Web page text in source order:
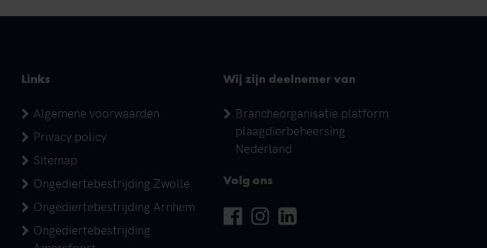
Links
Algemene voorwaarden
Privacy policy
Sitemap
Ongediertebestrijding Zwolle
Ongediertebestrijding Arnhem
Ongediertebestrijding
Wij zijn deelnemer van
Brancheorganisatie platform
plaagdierbeheersing
Nederland
Volg ons
Facebook
InstagramLinkedin